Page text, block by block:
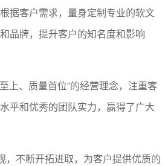
据客户需求，量身定制专业的软文
品牌，提升客户的知名度和影响
上、质量首位”的经营理念，注重客
平和优秀的团队实力，赢得了广大
，不断开拓进取，为客户提供优质的